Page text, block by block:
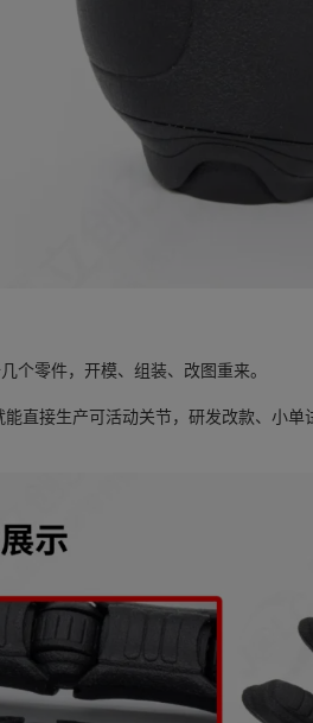
个零件，开模、组装、改图重来。
能直接生产可活动关节，研发改款、小单